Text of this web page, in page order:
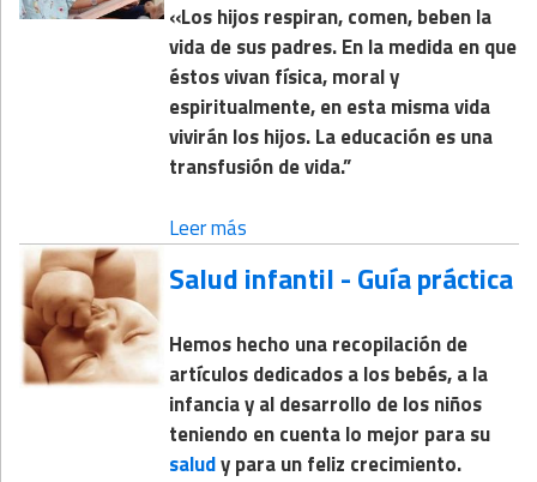
«Los hijos respiran, comen, beben la
vida de sus padres. En la medida en que
éstos vivan física, moral y
espiritualmente, en esta misma vida
vivirán los hijos. La educación es una
transfusión de vida.”
Leer más
Salud infantil - Guía práctica
Hemos hecho una recopilación de
artículos dedicados a los bebés, a la
infancia y al desarrollo de los niños
teniendo en cuenta lo mejor para su
saludy para un feliz crecimiento.